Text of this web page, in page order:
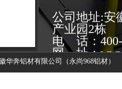
公司地址:安
产业园2栋
电 话：400-
网 址：
华奔铝材有限公司（永尚968铝材）